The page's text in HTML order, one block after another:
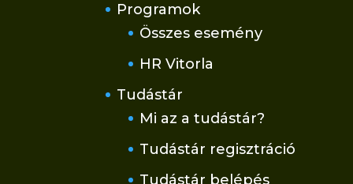
Programok
Összes esemény
HR Vitorla
Tudástár
Mi az a tudástár?
Tudástár regisztráció
Tudástár belépés